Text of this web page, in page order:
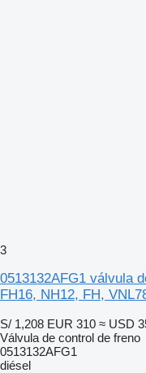
3
0513132AFG1 válvula
FH16, NH12, FH,
S/ 1,208 EUR 310 ≈ USD
Válvula de control de freno
0513132AFG1
diésel